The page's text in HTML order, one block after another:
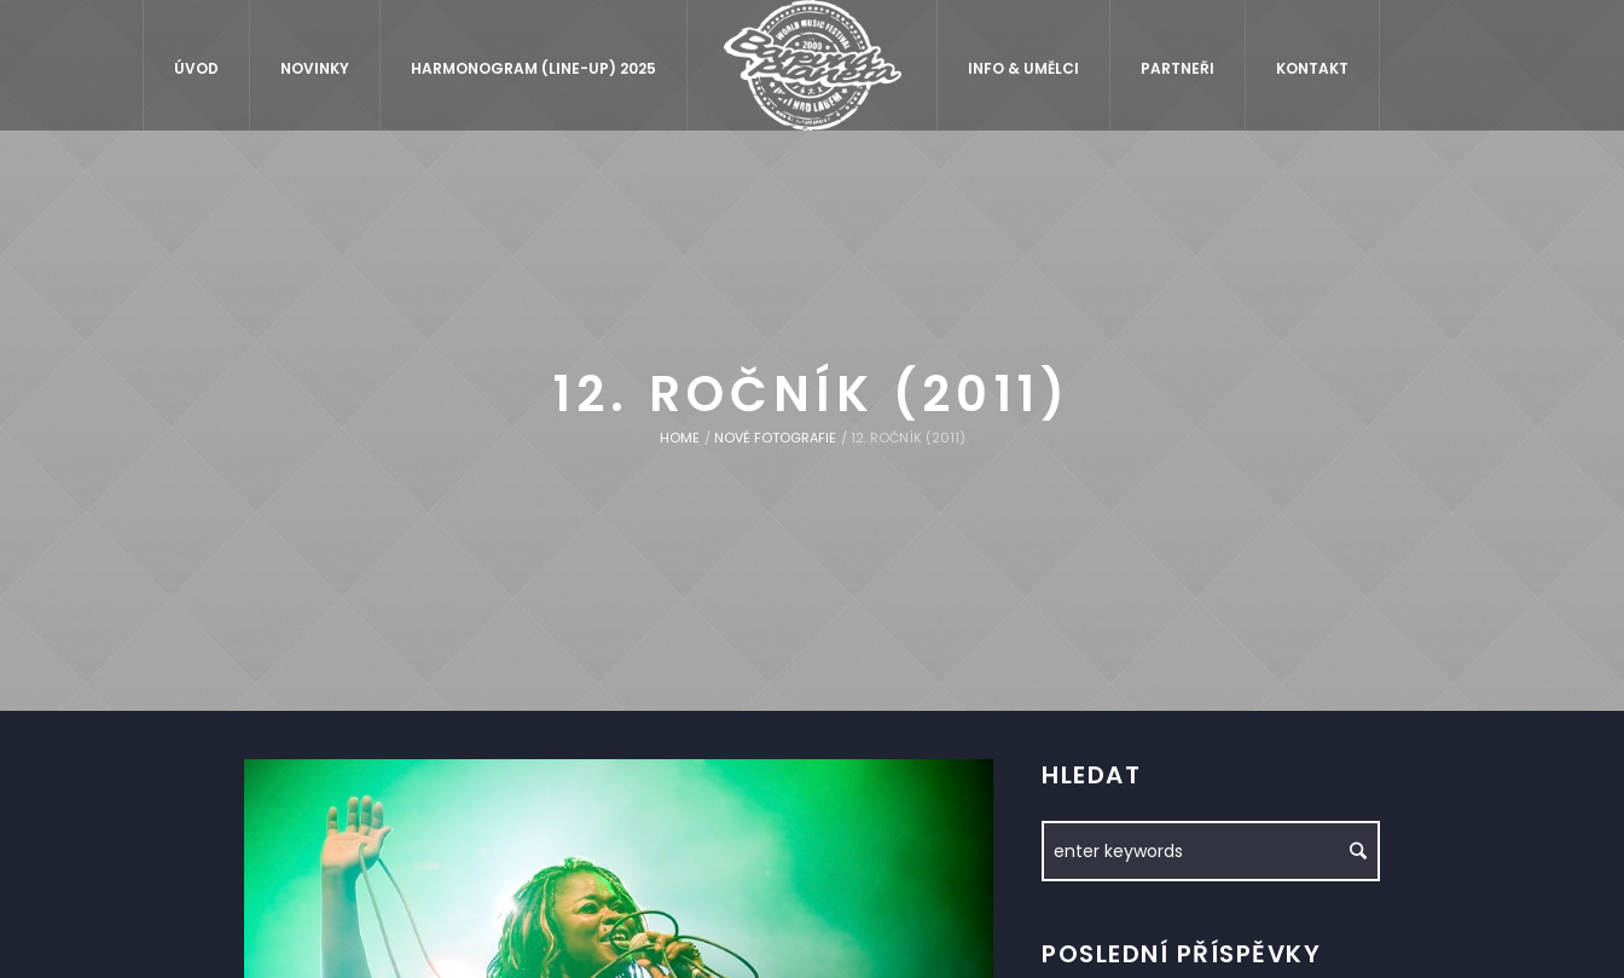
ÚVOD NOVINKY HARMONOGRAM (LINE-UP) 2025 INFO & UMĚLCI PARTNEŘI KONTAKT
12. ROČNÍK (2011)
HOME / NOVÉ FOTOGRAFIE / 12. ROČNÍK (2011)
HLEDAT
POSLEDNÍ PŘÍSPĚVKY